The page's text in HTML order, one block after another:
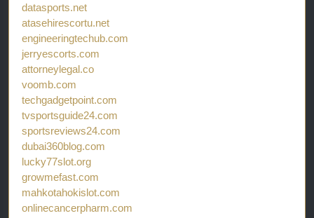
datasports.net
atasehirescortu.net
engineeringtechub.com
jerryescorts.com
attorneylegal.co
voomb.com
techgadgetpoint.com
tvsportsguide24.com
sportsreviews24.com
dubai360blog.com
lucky77slot.org
growmefast.com
mahkotahokislot.com
onlinecancerpharm.com